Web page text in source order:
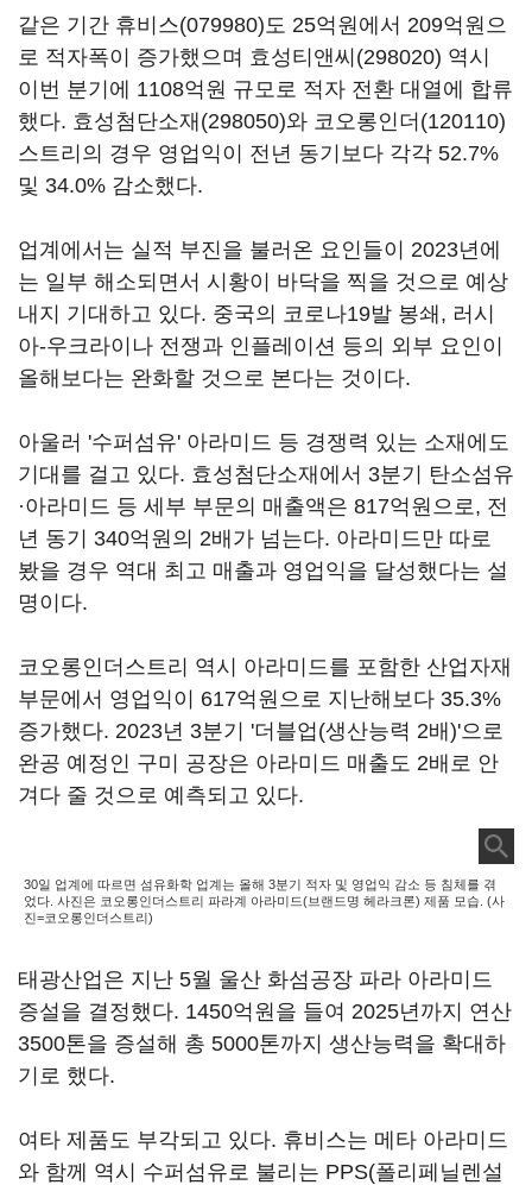
같은 기간 휴비스(079980)도 25억원에서 209억원으
로 적자폭이 증가했으며 효성티앤씨(298020) 역시
이번 분기에 1108억원 규모로 적자 전환 대열에 합류
했다. 효성첨단소재(298050)와 코오롱인더(120110)
스트리의 경우 영업익이 전년 동기보다 각각 52.7%
및 34.0% 감소했다.
업계에서는 실적 부진을 불러온 요인들이 2023년에
는 일부 해소되면서 시황이 바닥을 찍을 것으로 예상
내지 기대하고 있다. 중국의 코로나19발 봉쇄, 러시
아-우크라이나 전쟁과 인플레이션 등의 외부 요인이
올해보다는 완화할 것으로 본다는 것이다.
아울러 '수퍼섬유' 아라미드 등 경쟁력 있는 소재에도
기대를 걸고 있다. 효성첨단소재에서 3분기 탄소섬유
·아라미드 등 세부 부문의 매출액은 817억원으로, 전
년 동기 340억원의 2배가 넘는다. 아라미드만 따로
봤을 경우 역대 최고 매출과 영업익을 달성했다는 설
명이다.
코오롱인더스트리 역시 아라미드를 포함한 산업자재
부문에서 영업익이 617억원으로 지난해보다 35.3%
증가했다. 2023년 3분기 '더블업(생산능력 2배)'으로
완공 예정인 구미 공장은 아라미드 매출도 2배로 안
겨다 줄 것으로 예측되고 있다.
30일 업계에 따르면 섬유화학 업계는 올해 3분기 적자 및 영업익 감소 등 침체를 겪
었다. 사진은 코오롱인더스트리 파라계 아라미드(브랜드명 헤라크론) 제품 모습. (사
진=코오롱인더스트리)
태광산업은 지난 5월 울산 화섬공장 파라 아라미드
증설을 결정했다. 1450억원을 들여 2025년까지 연산
3500톤을 증설해 총 5000톤까지 생산능력을 확대하
기로 했다.
여타 제품도 부각되고 있다. 휴비스는 메타 아라미드
와 함께 역시 수퍼섬유로 불리는 PPS(폴리페닐렌설